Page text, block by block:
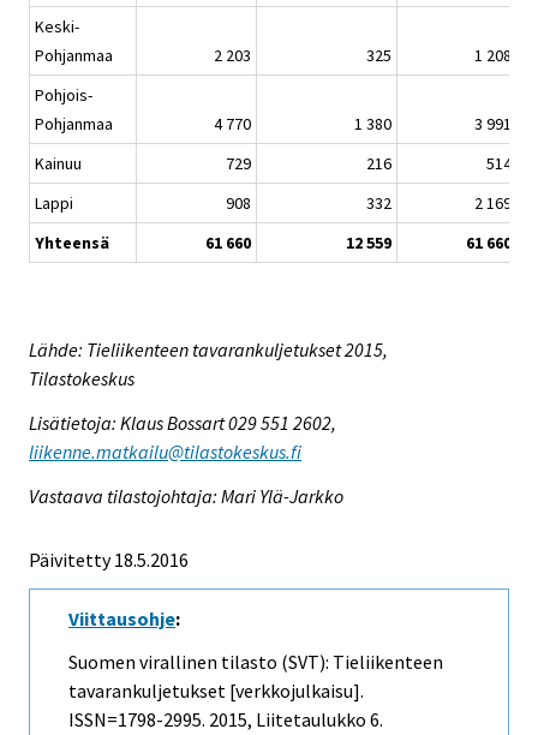
Keski-
Pohjanmaa
2 203 325
1 208
Pohjois-
Pohjanmaa
4 770 1 380
3 991
Kainuu
729 216
514
Lappi
908 332
2 169
Yhteensä
61 660 12 559 61 660
Lähde: Tieliikenteen tavarankuljetukset 2015,
Tilastokeskus
Lisätietoja: Klaus Bossart 029 551 2602,
liikenne.matkailu@tilastokeskus.fi
Vastaava tilastojohtaja: Mari Ylä-Jarkko
Päivitetty 18.5.2016
Viittausohje:
Suomen virallinen tilasto (SVT): Tieliikenteen
tavarankuljetukset [verkkojulkaisu].
ISSN=1798-2995. 2015, Liitetaulukko 6.